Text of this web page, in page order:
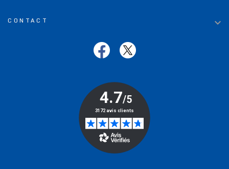
CONTACT 